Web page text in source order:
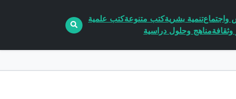
واجتماعتنمية بشريةكتب متنوعةكتب علمية
مناهج وحلول دراسية